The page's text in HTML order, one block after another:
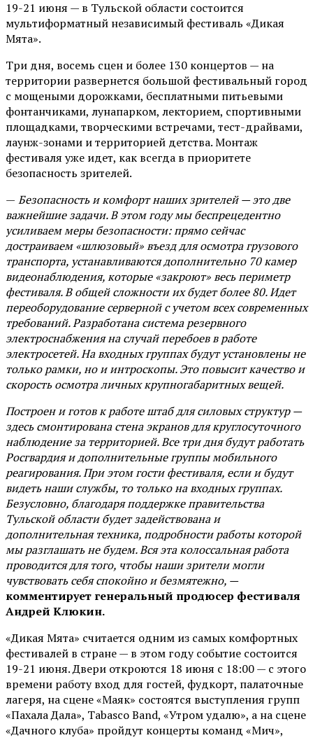
19-21 июня — в Тульской области состоится
мультиформатный независимый фестиваль «Дикая
Мята».
Три дня, восемь сцен и более 130 концертов — на
территории развернется большой фестивальный город
с мощеными дорожками, бесплатными питьевыми
фонтанчиками, лунапарком, лекторием, спортивными
площадками, творческими встречами, тест-драйвами,
лаунж-зонами и территорией детства. Монтаж
фестиваля уже идет, как всегда в приоритете
безопасность зрителей.
— Безопасность и комфорт наших зрителей — это две
важнейшие задачи. В этом году мы беспрецедентно
усиливаем меры безопасности: прямо сейчас
достраиваем «шлюзовый» въезд для осмотра грузового
транспорта, устанавливаются дополнительно 70 камер
видеонаблюдения, которые «закроют» весь периметр
фестиваля. В общей сложности их будет более 80. Идет
переоборудование серверной с учетом всех современных
требований. Разработана система резервного
электроснабжения на случай перебоев в работе
электросетей. На входных группах будут установлены не
только рамки, но и интроскопы. Это повысит качество и
скорость осмотра личных крупногабаритных вещей.
Построен и готов к работе штаб для силовых структур —
здесь смонтирована стена экранов для круглосуточного
наблюдение за территорией. Все три дня будут работать
Росгвардия и дополнительные группы мобильного
реагирования. При этом гости фестиваля, если и будут
видеть наши службы, то только на входных группах.
Безусловно, благодаря поддержке правительства
Тульской области будет задействована и
дополнительная техника, подробности работы которой
мы разглашать не будем. Вся эта колоссальная работа
проводится для того, чтобы наши зрители могли
чувствовать себя спокойно и безмятежно, —
комментирует генеральный продюсер фестиваля
Андрей Клюкин.
«Дикая Мята» считается одним из самых комфортных
фестивалей в стране — в этом году событие состоится
19-21 июня. Двери откроются 18 июня с 18:00 — с этого
времени работу вход для гостей, фудкорт, палаточные
лагеря, на сцене «Маяк» состоятся выступления групп
«Пахала Дала», Tabasco Band, «Утром удалю», а на сцене
«Дачного клуба» пройдут концерты команд «Мич»,